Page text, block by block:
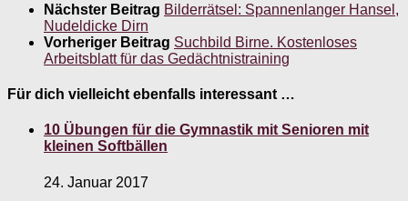
Nächster Beitrag Bilderrätsel: Spannenlanger Hansel,
Nudeldicke Dirn
Vorheriger Beitrag Suchbild Birne. Kostenloses
Arbeitsblatt für das Gedächtnistraining
Für dich vielleicht ebenfalls interessant …
10 Übungen für die Gymnastik mit Senioren mit
kleinen Softbällen
24. Januar 2017